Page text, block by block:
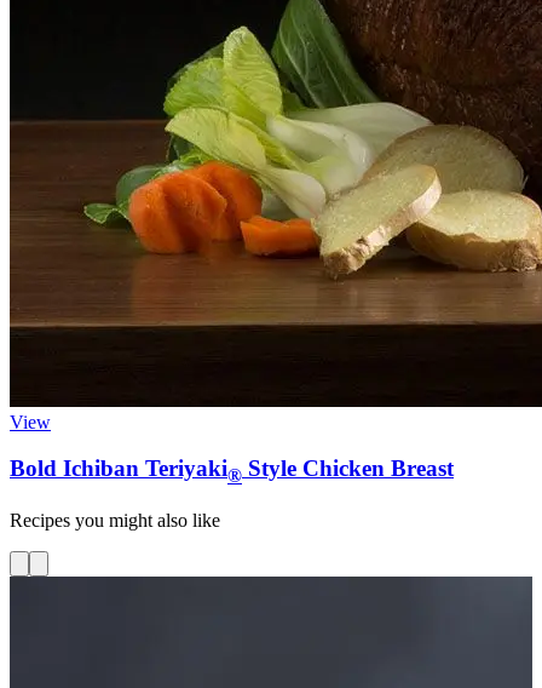
View
Bold Ichiban Teriyaki® Style Chicken Breast
Recipes you might also like